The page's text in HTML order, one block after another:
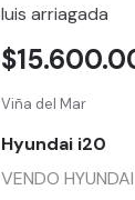
luis arriagada
Viña del Mar
Hyundai i20
VENDO